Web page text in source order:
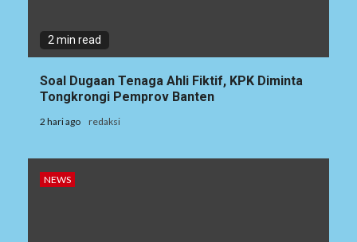
2 min read
Soal Dugaan Tenaga Ahli Fiktif, KPK Diminta
Tongkrongi Pemprov Banten
2 hari ago redaksi
NEWS